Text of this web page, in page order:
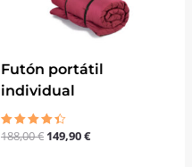
Futón portátil
individual
Valorado
188,00€ 149,90€